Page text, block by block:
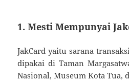
1. Mesti Mempunyai
JakCard yaitu sarana
dipakai di Taman
Nasional, Museum Kota Tua,